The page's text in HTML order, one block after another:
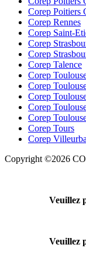
Corep Poitiers
Corep Rennes
Corep Saint-
Corep
Corep
Corep Talence
Corep
Corep
Corep
Corep
Corep
Corep Tours
Corep
Copyright ©2026
Veuillez
Veuillez